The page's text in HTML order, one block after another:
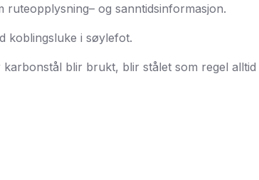
og sanntidsinformasjon.
koblingsluke i søylefot.
blir brukt, blir stålet som regel